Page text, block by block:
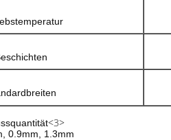
<3>
0.9mm, 1.3mm